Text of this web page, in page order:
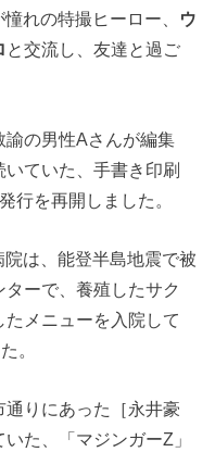
れの特撮ヒーロー、 ウ
と交流し、友達と過ご
の男性Aさんが編集
いていた、手書き印刷
行を再開しました。
は、能登半島地震で被
ーで、養殖したサク
たメニューを入院して
。
りにあった［永井豪
た、「マジンガーZ」